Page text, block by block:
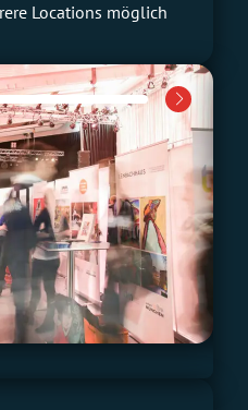
Locations möglich